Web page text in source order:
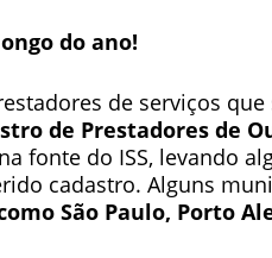
do ano!
de serviços
de Prestadores de
fonte do ISS, levando
cadastro. Alguns
São Paulo, Porto